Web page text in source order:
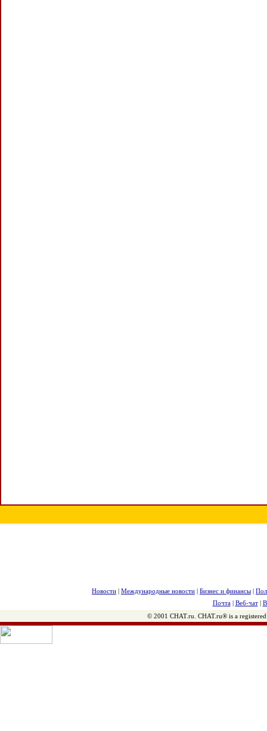
Новости | Международные новости | Бизнес и финансы |
Почта| Веб-чат|
© 2001 CHAT.ru. CHAT.ru® is a